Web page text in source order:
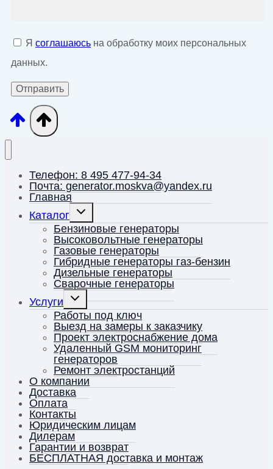
Я соглашаюсь на обработку моих персональных
данных.
Телефон: 8 495 477-94-34
Почта: generator.moskva@yandex.ru
Главная
Каталог
Переключить
дочернее
меню
Бензиновые генераторы
Высоковольтные генераторы
Газовые генераторы
Гибридные генераторы газ-бензин
Дизельные генераторы
Сварочные генераторы
Услуги
Переключить
дочернее
меню
Работы под ключ
Выезд на замеры к заказчику
Проект электроснабжение дома
Удаленный GSM мониторинг
генераторов
Ремонт электростанций
О компании
Доставка
Оплата
Контакты
Юридическим лицам
Дилерам
Гарантии и возврат
БЕСПЛАТНАЯ доставка и монтаж